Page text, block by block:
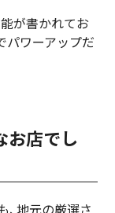
が書かれてお
パワーアップだ
お店でし